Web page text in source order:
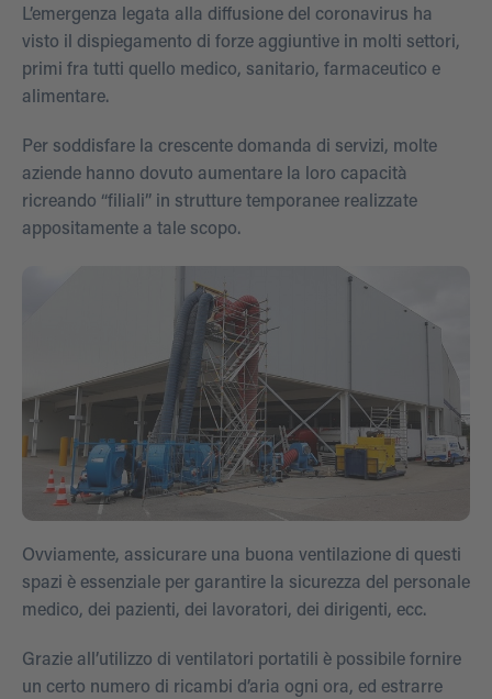
L’emergenza legata alla diffusione del coronavirus ha
visto il dispiegamento di forze aggiuntive in molti settori,
primi fra tutti quello medico, sanitario, farmaceutico e
alimentare.
Per soddisfare la crescente domanda di servizi, molte
aziende hanno dovuto aumentare la loro capacità
ricreando “filiali” in strutture temporanee realizzate
appositamente a tale scopo.
Ovviamente, assicurare una buona ventilazione di questi
spazi è essenziale per garantire la sicurezza del personale
medico, dei pazienti, dei lavoratori, dei dirigenti, ecc.
Grazie all’utilizzo di ventilatori portatili è possibile fornire
un certo numero di ricambi d’aria ogni ora, ed estrarre